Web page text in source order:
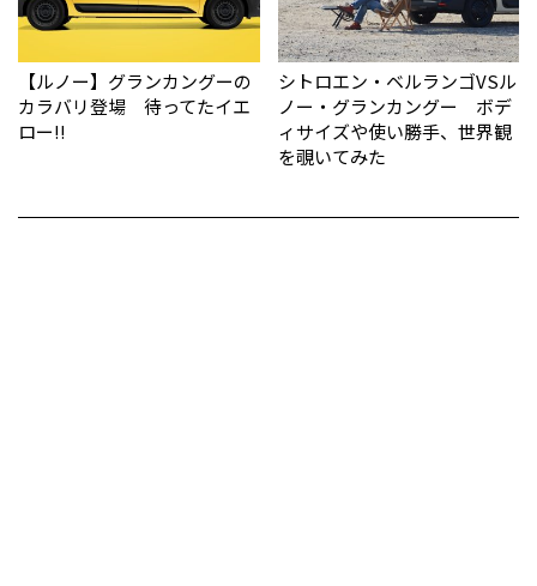
【ルノー】グランカングーの
カラバリ登場 待ってたイエ
ロー!!
シトロエン・ベルランゴVSル
ノー・グランカングー ボデ
ィサイズや使い勝手、世界観
を覗いてみた